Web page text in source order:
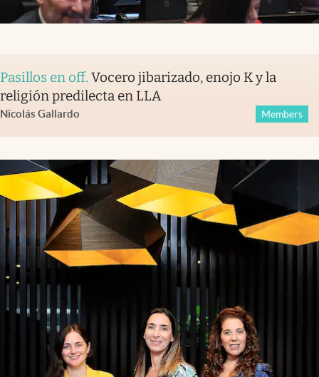
Pasillos en off. Vocero jibarizado, enojo K y la
religión predilecta en LLA
Nicolás Gallardo Members